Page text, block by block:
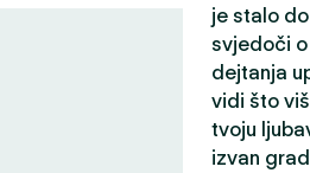
je stalo
svjedoči
dejtanja
vidi što
tvoju
izvan